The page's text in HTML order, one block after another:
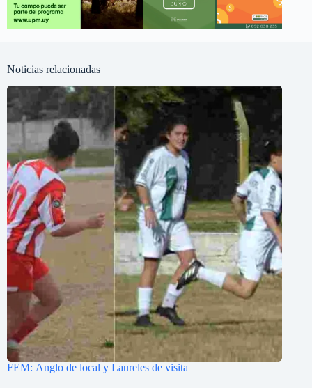
Noticias relacionadas
FEM: Anglo de local y Laureles de visita